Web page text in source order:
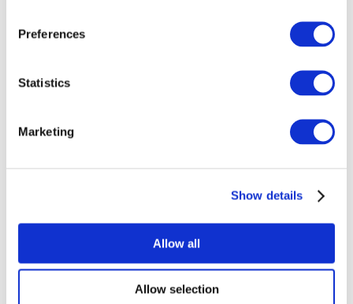
Preferences
Statistics
Marketing
Show details
Allow all
Allow selection
Concertos